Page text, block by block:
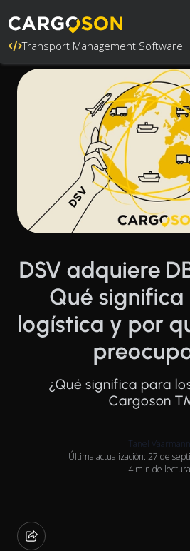
Transport Management Software
DSV adquiere
Qué
logística y por
¿Qué significa para
Cargoson
Tanel Vaarmann
Última actualización: 27 de
4 min de lectura